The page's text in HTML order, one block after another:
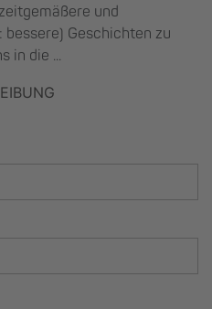
und
Geschichten zu
in die ...